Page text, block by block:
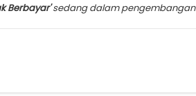
Berbayar'sedang dalam pengembangan